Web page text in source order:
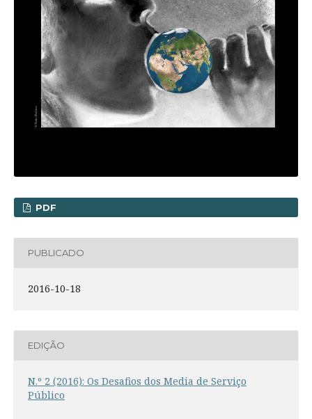
PDF
PUBLICADO
2016-10-18
EDIÇÃO
N.º 2 (2016): Os Desafios dos Media de Serviço
Público